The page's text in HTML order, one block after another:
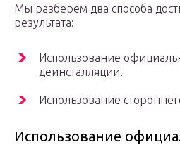
Мы разберем два способа
результата:
Использование
деинсталляции.
Использование
Использование